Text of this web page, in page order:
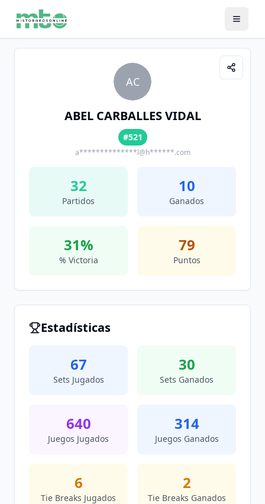
AC
ABEL CARBALLES VIDAL
#521
a**************l@h******.com
32
Partidos
10
Ganados
31%
% Victoria
79
Puntos
Estadísticas
67
Sets Jugados
30
Sets Ganados
640
Juegos Jugados
314
Juegos Ganados
6
Tie Breaks Jugados
2
Tie Breaks Ganados